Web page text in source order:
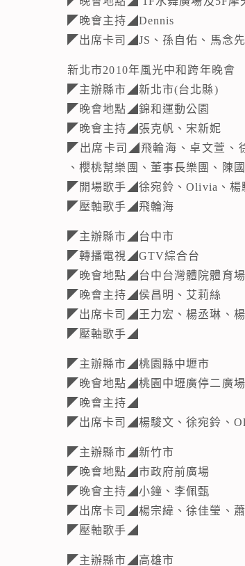
◤晚會主持◢Dennis
◤出席卡司◢JS、孫自佑、馬念
新北市2010年風光中和跨年晚會
◤主辦縣市◢新北市(台北縣)
◤晚會地點◢錦和運動公園
◤晚會主持◢張克帆、宋新妮
◤出席卡司◢飛輪海、卓文萱、
、櫻桃幫樂團、董事長樂團、陳
◤開場歌手◢徐宛鈴、Olivia、楊
◤壓軸歌手◢飛輪海
◤主辦縣市◢台中市
◤轉播電視◢GTV綜合台
◤晚會地點◢台中台灣體院體育場
◤晚會主持◢侯昌明、艾莉絲
◤出席卡司◢王力宏、楊丞琳、
◤壓軸歌手◢
◤主辦縣市◢桃園縣中壢市
◤晚會地點◢桃園中壢廣停二廣場
◤晚會主持◢
◤出席卡司◢楊駿文、徐宛鈴、
◤主辦縣市◢新竹市
◤晚會地點◢市政府前廣場
◤晚會主持◢小鐘、李佩甄
◤出席卡司◢楊宗緯、徐佳瑩、
◤壓軸歌手◢
◤主辦縣市◢高雄市